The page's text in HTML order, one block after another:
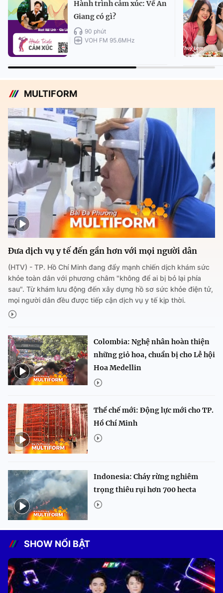
Hành trình cảm xúc: Về An
Giang có gì?
90 phút
VOH FM 95.6MHz
MULTIFORM
Đưa dịch vụ y tế đến gần hơn với mọi người dân
(HTV) - TP. Hồ Chí Minh đang đẩy mạnh chiến dịch khám sức
khỏe toàn dân với phương châm "không để ai bị bỏ lại phía
sau". Từ khám lưu động đến xây dựng hồ sơ sức khỏe điện tử,
mọi người dân đều được tiếp cận dịch vụ y tế kịp thời.
Colombia: Nghệ nhân hoàn thiện
những giỏ hoa, chuẩn bị cho Lễ hội
Hoa Medellin
Thể chế mới: Động lực mới cho TP.
Hồ Chí Minh
Indonesia: Cháy rừng nghiêm
trọng thiêu rụi hơn 700 hecta
SHOW NỔI BẬT